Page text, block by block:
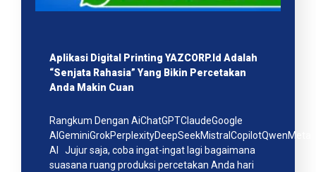
Aplikasi Digital Printing YAZCORP.id Adalah
“Senjata Rahasia” Yang Bikin Percetakan
Anda Makin Cuan
Rangkum Dengan AiChatGPTClaudeGoogle
AIGeminiGrokPerplexityDeepSeekMistralCopilotQwenMeta
AI Jujur saja, coba ingat-ingat lagi bagaimana
suasana ruang produksi percetakan Anda hari